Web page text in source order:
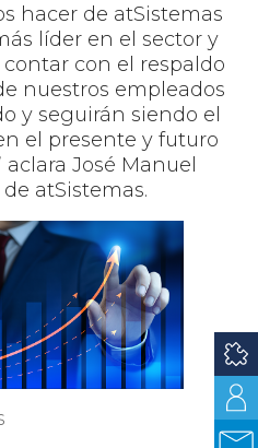
hacer de atSistemas
líder en el sector y
con el respaldo
nuestros empleados
y seguirán siendo el
el presente y futuro
aclara José Manuel
de atSistemas.